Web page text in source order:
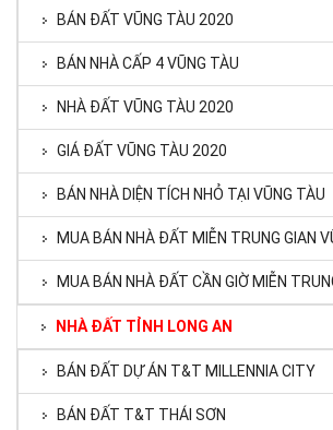
BÁN ĐẤT VŨNG TÀU 2020
BÁN NHÀ CẤP 4 VŨNG TÀU
NHÀ ĐẤT VŨNG TÀU 2020
GIÁ ĐẤT VŨNG TÀU 2020
BÁN NHÀ DIỆN TÍCH NHỎ TẠI VŨNG TÀU
MUA BÁN NHÀ ĐẤT MIỄN TRUNG GIAN
MUA BÁN NHÀ ĐẤT CẦN GIỜ MIỄN
NHÀ ĐẤT TỈNH LONG AN
BÁN ĐẤT DỰ ÁN T&T MILLENNIA CITY
BÁN ĐẤT T&T THÁI SƠN